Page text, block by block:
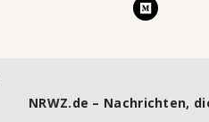
NRWZ.de – Nachrichten,